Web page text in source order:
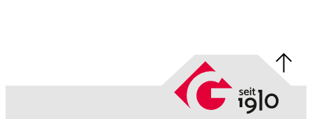
Hydraulische Simulationen